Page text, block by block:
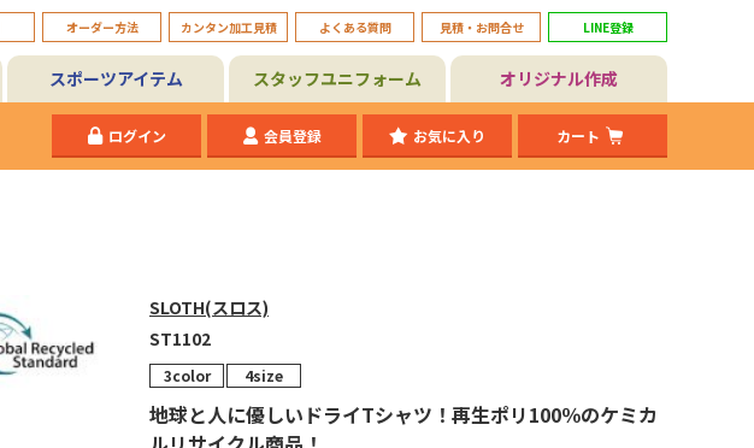
オーダー方法 カンタン加工見積 よくある質問 見積・お問合せ LINE登録
スポーツアイテム スタッフユニフォーム オリジナル作成
ログイン 会員登録 お気に入り カート
SLOTH(スロス)
ST1102
3color 4size
地球と人に優しいドライTシャツ！再生ポリ100％のケミカ